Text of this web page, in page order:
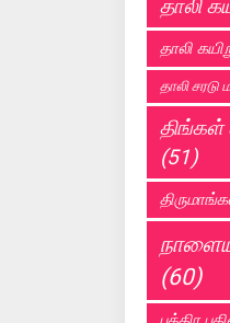
தாலி
தாலி
தாலி சரடு
திங்கள்
(51)
(60)